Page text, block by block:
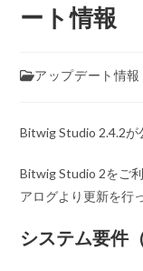
ート情報
アップデート情報
Bitwig Studio 2.4.2が
Bitwig Studio 2をご
アログより更新を行
システム要件